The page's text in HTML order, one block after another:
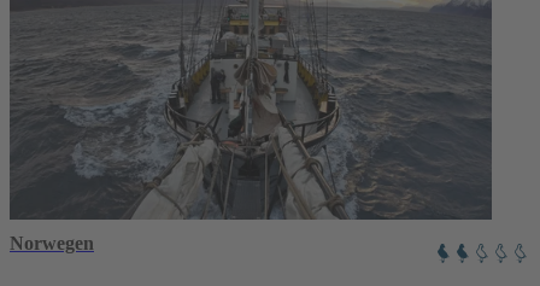
Norwegen